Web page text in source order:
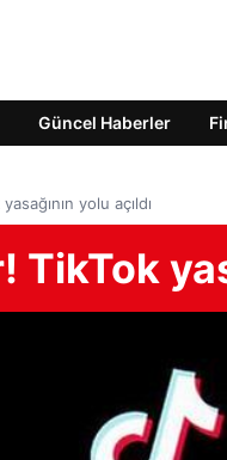
Güncel Haberler
yolu açıldı
TikTok